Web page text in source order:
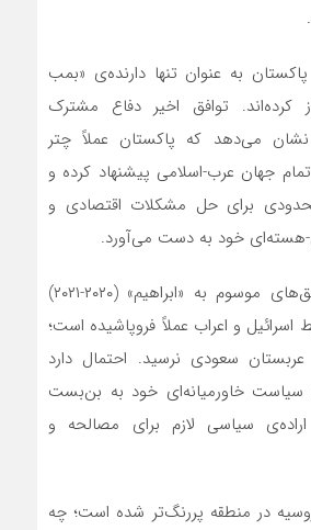
به عنوان تنها دارنده‌ی «بمب
کرده‌اند. توافق اخیر دفاع مشترک
نشان می‌دهد که پاکستان عملاً چتر
جهان عرب-اسلامی پیشنهاد کرده و
برای حل مشکلات اقتصادی و
هسته‌ای خود به دست می‌آورد.
به این ترتیب، توافق‌های موسوم به «ابراهیم» (۲۰۲۰-۲۰۲۱)
اسرائیل و اعراب عملاً فروپاشیده است؛
سعودی نرسید. احتمال دارد
سیاست خاورمیانه‌ای خود به بن‌بست
سیاسی لازم برای مصالحه و
در منطقه پررنگ‌تر شده است؛ چه